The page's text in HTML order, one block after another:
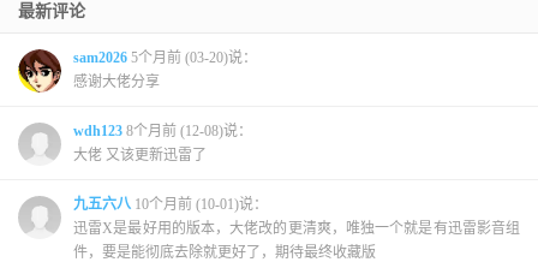
最新评论
sam2026 5个月前 (03-20)说：
感谢大佬分享
wdh123 8个月前 (12-08)说：
大佬 又该更新迅雷了
九五六八 10个月前 (10-01)说：
迅雷X是最好用的版本，大佬改的更清爽，唯独一个就是有迅雷影音组
件，要是能彻底去除就更好了，期待最终收藏版